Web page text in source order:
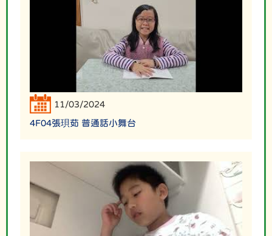
11/03/2024
4F04張珼茹 普通話小舞台